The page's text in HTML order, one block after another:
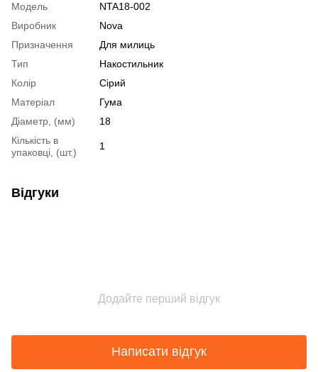
Модель
NTA18-002
Виробник
Nova
Призначення
Для милиць
Тип
Накостильник
Колір
Сірий
Матеріал
Гума
Діаметр, (мм)
18
Кількість в
упаковці, (шт.)
1
Відгуки
Додайте перший відгук
Написати відгук